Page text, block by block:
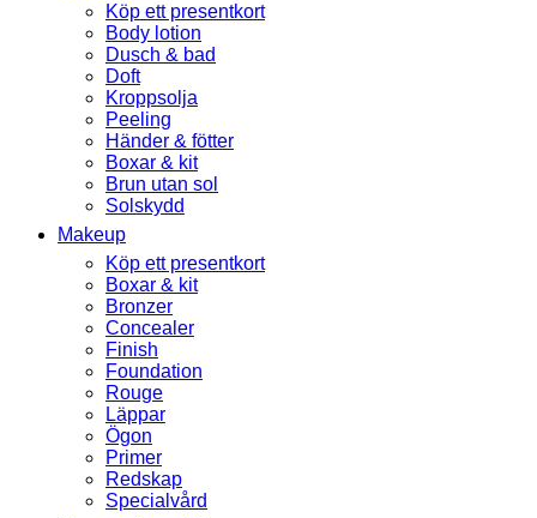
Köp ett presentkort
Body lotion
Dusch & bad
Doft
Kroppsolja
Peeling
Händer & fötter
Boxar & kit
Brun utan sol
Solskydd
Makeup
Köp ett presentkort
Boxar & kit
Bronzer
Concealer
Finish
Foundation
Rouge
Läppar
Ögon
Primer
Redskap
Specialvård